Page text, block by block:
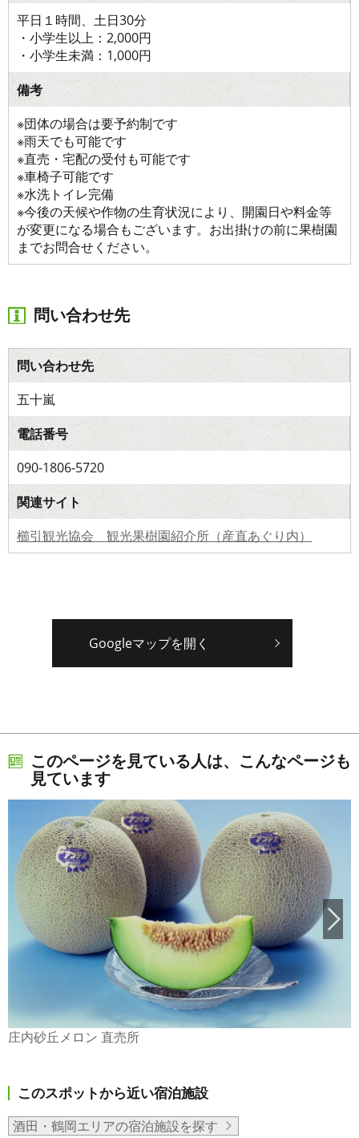
平日１時間、土日30分
・小学生以上：2,000円
・小学生未満：1,000円
備考
※団体の場合は要予約制です
※雨天でも可能です
※直売・宅配の受付も可能です
※車椅子可能です
※水洗トイレ完備
※今後の天候や作物の生育状況により、開園日や料金等
が変更になる場合もございます。お出掛けの前に果樹園
までお問合せください。
問い合わせ先
問い合わせ先
五十嵐
電話番号
090-1806-5720
関連サイト
櫛引観光協会 観光果樹園紹介所（産直あぐり内）
Googleマップを開く
このページを見ている人は、こんなページも
見ています
庄内砂丘メロン 直売所
このスポットから近い宿泊施設
酒田・鶴岡エリアの宿泊施設を探す